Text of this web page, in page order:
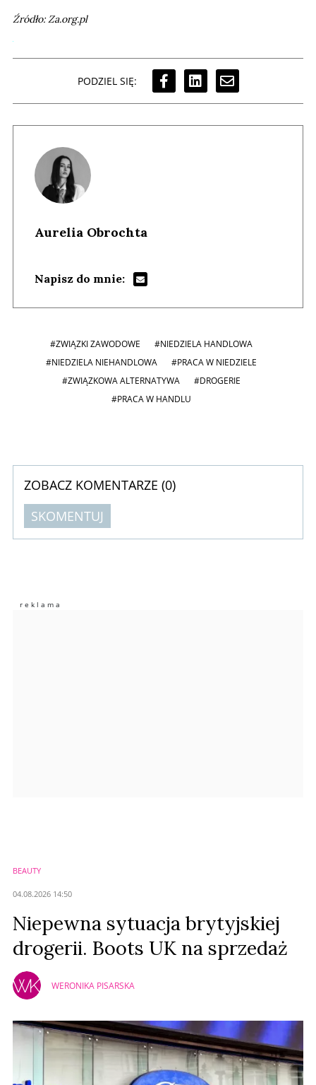
Źródło: Za.org.pl
PODZIEL SIĘ:
Aurelia Obrochta
Napisz do mnie:
#ZWIĄZKI ZAWODOWE
#NIEDZIELA HANDLOWA
#NIEDZIELA NIEHANDLOWA
#PRACA W NIEDZIELE
#ZWIĄZKOWA ALTERNATYWA
#DROGERIE
#PRACA W HANDLU
ZOBACZ KOMENTARZE (0)
SKOMENTUJ
Imię (Wymagane)
BEAUTY
04.08.2026 14:50
Niepewna sytuacja brytyjskiej
drogerii. Boots UK na sprzedaż
WERONIKA PISARSKA